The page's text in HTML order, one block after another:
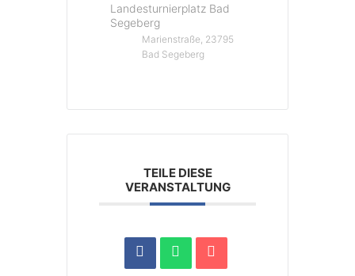
Landesturnierplatz Bad
Segeberg
Marienstraße, 23795
Bad Segeberg
TEILE DIESE
VERANSTALTUNG